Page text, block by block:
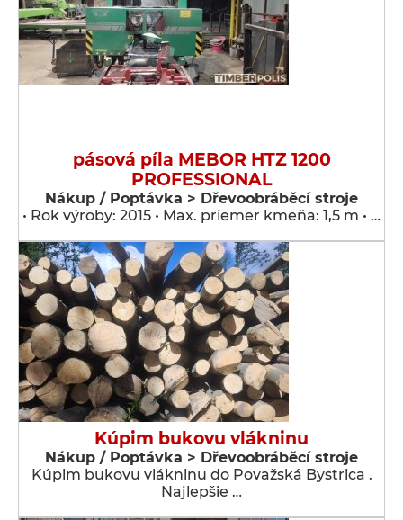
pásová píla MEBOR HTZ 1200
PROFESSIONAL
Nákup / Poptávka > Dřevoobráběcí stroje
• Rok výroby: 2015 • Max. priemer kmeňa: 1,5 m • …
Kúpim bukovu vlákninu
Nákup / Poptávka > Dřevoobráběcí stroje
Kúpim bukovu vlákninu do Považská Bystrica .
Najlepšie …